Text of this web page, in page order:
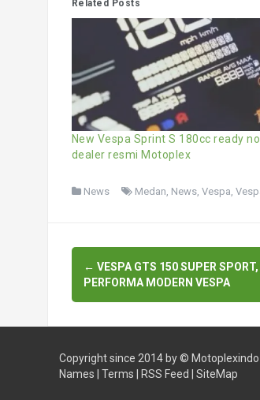
Related Posts
New Vespa Sprint S 180cc ready
dealer resmi Motoplex
News Medan, News, Vespa,
Post
navigation
← VESPA GTS 150 SUPER SPORT,
PERFORMA MODERN VESPA
Copyright since 2014 by © Motoplexindo
Names
Terms RSS Feed SiteMap